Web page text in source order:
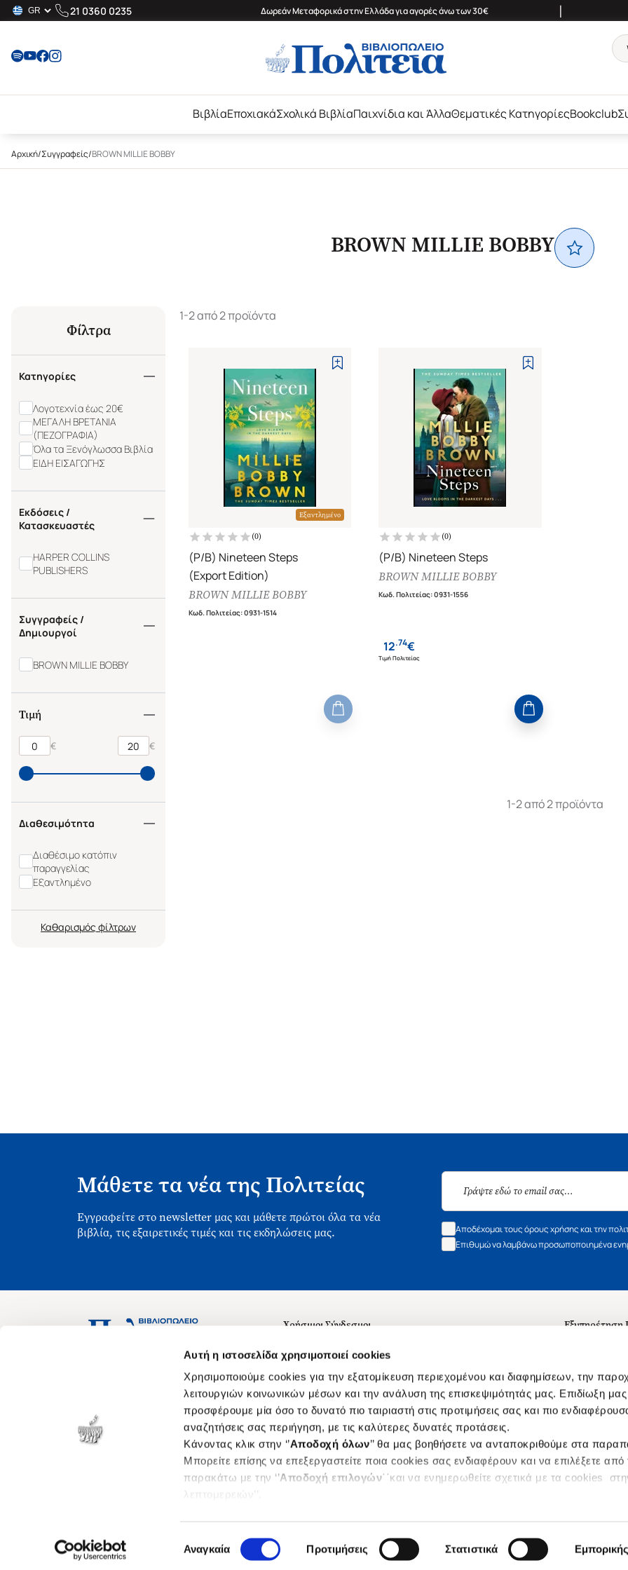
Αυτή η ιστοσελίδα χρησιμοποιεί cookies
Χρησιμοποιούμε cookies για την εξατομίκευση περιεχομένου και διαφημίσεων, την
λειτουργιών κοινωνικών μέσων και την ανάλυση της επισκεψιμότητάς μας. Επιδίωξη μας
προσφέρουμε μία όσο το δυνατό πιο ταιριαστή στις προτιμήσεις σας και πιο
αναζητήσεις σας περιήγηση, με τις καλύτερες δυνατές προτάσεις.
Κάνοντας κλικ στην ‘’Αποδοχή όλων’’ θα μας βοηθήσετε να ανταποκριθούμε στα
Μπορείτε επίσης να επεξεργαστείτε ποια cookies σας ενδιαφέρουν και να επιλέξετε από
παρακάτω με την ‘’Αποδοχή επιλογών΄΄και να ενημερωθείτε σχετικά με τα cookies
λεπτομερειών’’.
συγκατάθεσης
Αναγκαία Προτιμήσεις Στατιστικά
21 0360 0235 Δωρεάν Μεταφορικά στην Ελλάδα για αγορές άνω των 30€ |
ΒιβλίαΕποχιακάΣχολικά ΒιβλίαΠαιχνίδια και ΆλλαΘεματικές ΚατηγορίεςBookclub
Αρχική/Συγγραφείς/BROWN MILLIE BOBBY
BROWN MILLIE BOBBY
Φίλτρα
Κατηγορίες
Λογοτεχνία έως 20€
ΜΕΓΑΛΗ ΒΡΕΤΑΝΙΑ
(ΠΕΖΟΓΡΑΦΙΑ)
Όλα τα Ξενόγλωσσα Βιβλία
ΕΙΔΗ ΕΙΣΑΓΩΓΗΣ
Εκδόσεις /
Κατασκευαστές
HARPER COLLINS
PUBLISHERS
Συγγραφείς /
Δημιουργοί
BROWN MILLIE BOBBY
Τιμή
€ €
Διαθεσιμότητα
Διαθέσιμο κατόπιν
παραγγελίας
Εξαντλημένο
Καθαρισμός
1-2 από 2 προϊόντα
Εξαντλημένο
(0)
(P/B) Nineteen Steps
(Export Edition)
BROWN MILLIE BOBBY
Κωδ. Πολιτείας:0931-1514
(0)
(P/B) Nineteen Steps
BROWN MILLIE BOBBY
Κωδ. Πολιτείας:0931-1556
12.74€
Τιμή Πολιτείας
1-2 από 2 προϊόντα
Μάθετε τα νέα της Πολιτείας
Εγγραφείτε στο newsletter μας και μάθετε πρώτοι όλα τα νέα
βιβλία, τις εξαιρετικές τιμές και τις εκδηλώσεις μας.
Αποδέχομαι τους όρους χρήσης και την
Επιθυμώ να λαμβάνω προσωποποιημένα
Ασκληπιού 1-3, Αθήνα 106 79
Χρήσιμοι Σύνδεσμοι
Σχετικά με εμάς
Θέσεις Εργασίας
Οδηγίες για τις "Λίστες Επιθυμητών" και τη Βιβλιοθήκη
Οδηγίες Χρήσης Αναζήτησης
Νόμος Ενιαίας Τιμής Βιβλίων
Cookies
B2B
Δικαίωμα
politeianet.gr All rights reserved. Designed & Developed bySleed